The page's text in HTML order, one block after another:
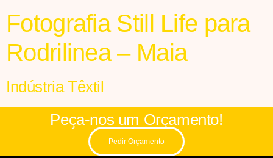
Fotografia Still Life para
Rodrilinea – Maia
Indústria Têxtil
Peça-nos um Orçamento!
Pedir Orçamento